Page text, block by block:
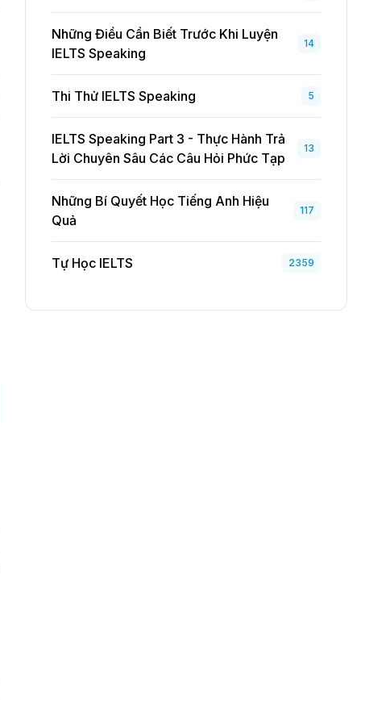
Những Điều Cần Biết Trước Khi Luyện
IELTS Speaking
14
Thi Thử IELTS Speaking 5
IELTS Speaking Part 3 - Thực Hành Trả
Lời Chuyên Sâu Các Câu Hỏi Phức Tạp
13
Những Bí Quyết Học Tiếng Anh Hiệu
Quả
117
Tự Học IELTS 2359